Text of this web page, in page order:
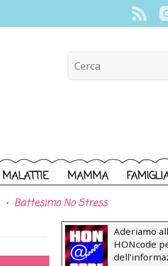
MALATTIE MAMMA
Battesimo No Stress
Aderiamo
HONcode